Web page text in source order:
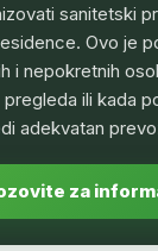
sanitetski
Ovo je
i nepokretnih
ili kada
adekvatan
za